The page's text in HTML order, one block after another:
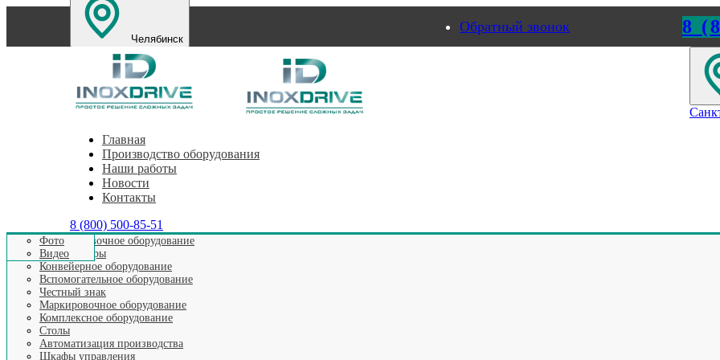
Челябинск
Санкт-Петербург Нижний Новгород
Обратный звонок 8
Главная
Производство оборудования
Этикетировочное оборудование
Аппликаторы
Конвейерное оборудование
Вспомогательное оборудование
Честный знак
Маркировочное оборудование
Комплексное оборудование
Столы
Автоматизация производства
Шкафы управления
Наши работы
Фото
Видео
Новости
Контакты
8 (800) 500-85-51
Главная > Видео выпускаемого оборудования